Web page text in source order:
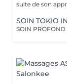
suite de son
SOIN TOKIO